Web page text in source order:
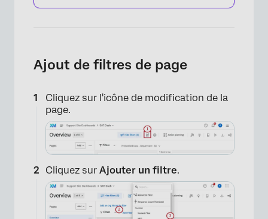
Ajout de filtres de page
Cliquez sur l'icône de modification de la
page.
Cliquez sur Ajouter un filtre.